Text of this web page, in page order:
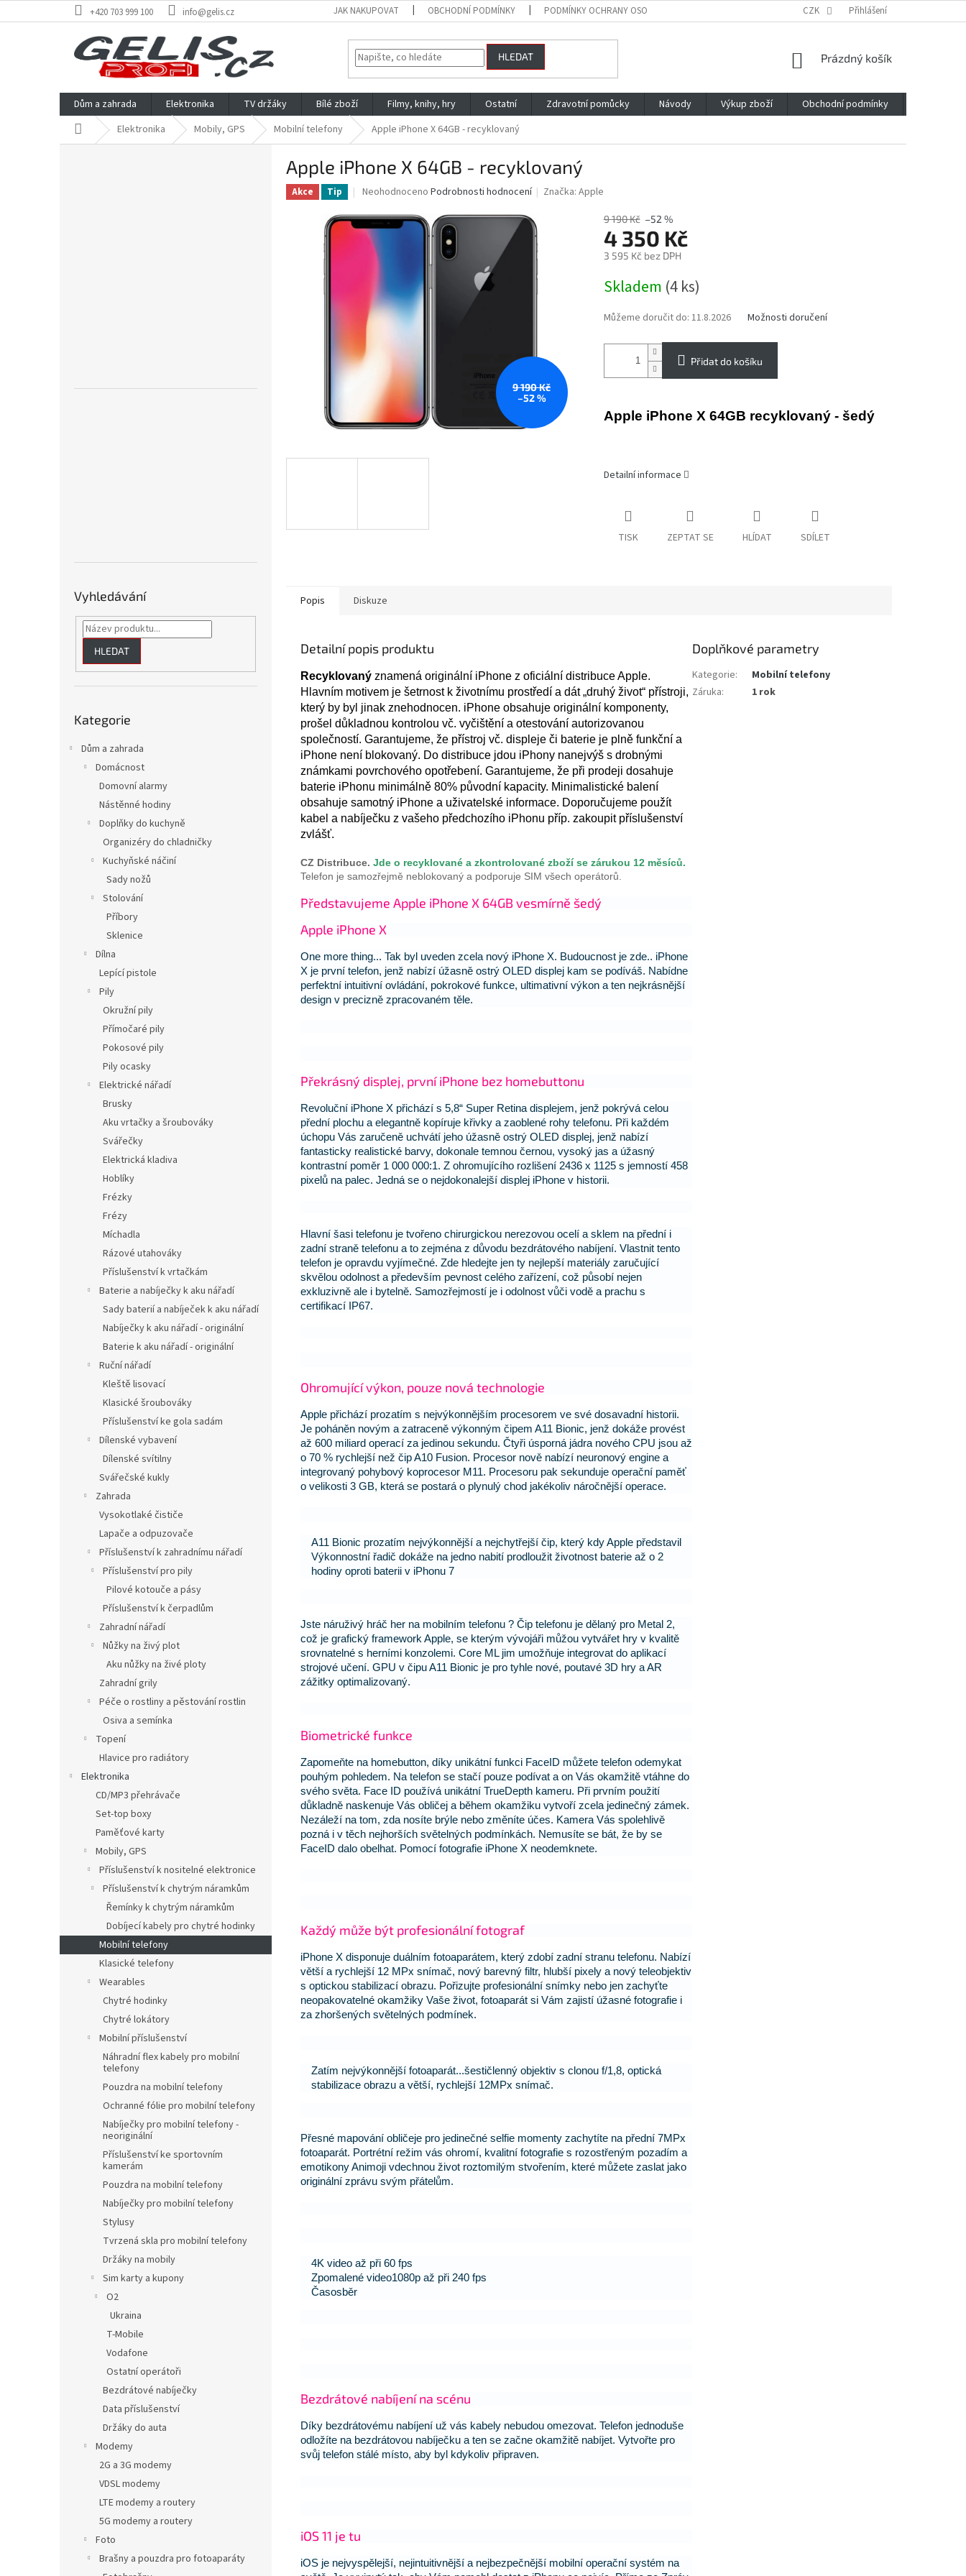
na
+420 703 999 100 info@gelis.cz JAK NAKUPOVAT OBCHODNÍ PODMÍNKY PODMÍNKY OCHRANY OSOBNÍCH ÚDAJŮ CZK Přihlášení
HLEDAT
NÁKUPNÍ
Prázdný košík
Dům a zahrada Elektronika TV držáky Bílé zboží Filmy, knihy, hry Ostatní Zdravotní pomůcky Návody Výkup zboží Obchodní podmínky
Domů Elektronika Mobily, GPS Mobilní telefony Apple iPhone X 64GB - recyklovaný
Vyhledávání
HLEDAT
kategorie
Kategorie
Dům a zahrada
Domácnost
Domovní alarmy
Nástěnné hodiny
Doplňky do kuchyně
Organizéry do chladničky
Kuchyňské náčiní
Sady nožů
Stolování
Příbory
Sklenice
Dílna
Lepící pistole
Pily
Okružní pily
Přímočaré pily
Pokosové pily
Pily ocasky
Elektrické nářadí
Brusky
Aku vrtačky a šroubováky
Svářečky
Elektrická kladiva
Hoblíky
Frézky
Frézy
Míchadla
Rázové utahováky
Příslušenství k vrtačkám
Baterie a nabíječky k aku nářadí
Sady baterií a nabíječek k aku nářadí
Nabíječky k aku nářadí - originální
Baterie k aku nářadí - originální
Ruční nářadí
Kleště lisovací
Klasické šroubováky
Příslušenství ke gola sadám
Dílenské vybavení
Dílenské svítilny
Svářečské kukly
Zahrada
Vysokotlaké čističe
Lapače a odpuzovače
Příslušenství k zahradnímu nářadí
Příslušenství pro pily
Pilové kotouče a pásy
Příslušenství k čerpadlům
Zahradní nářadí
Nůžky na živý plot
Aku nůžky na živé ploty
Zahradní grily
Péče o rostliny a pěstování rostlin
Osiva a semínka
Topení
Hlavice pro radiátory
Elektronika
CD/MP3 přehrávače
Set-top boxy
Paměťové karty
Mobily, GPS
Příslušenství k nositelné elektronice
Příslušenství k chytrým náramkům
Řemínky k chytrým náramkům
Dobíjecí kabely pro chytré hodinky
Mobilní telefony
Klasické telefony
Wearables
Chytré hodinky
Chytré lokátory
Mobilní příslušenství
Náhradní flex kabely pro mobilní
telefony
Pouzdra na mobilní telefony
Ochranné fólie pro mobilní telefony
Nabíječky pro mobilní telefony -
neoriginální
Příslušenství ke sportovním
kamerám
Pouzdra na mobilní telefony
Nabíječky pro mobilní telefony
Stylusy
Tvrzená skla pro mobilní telefony
Držáky na mobily
Sim karty a kupony
O2
Ukraina
T-Mobile
Vodafone
Ostatní operátoři
Bezdrátové nabíječky
Data příslušenství
Držáky do auta
Modemy
2G a 3G modemy
VDSL modemy
LTE modemy a routery
5G modemy a routery
Foto
Brašny a pouzdra pro fotoaparáty
Apple iPhone X 64GB - recyklovaný
Akce Tip
Průměrné
produktu
je
0,0
Neohodnoceno Podrobnosti hodnocení Značka:Apple
9 190 Kč
–52 %
9 190 Kč –52 %
4 350 Kč
3 595 Kč bez DPH
cena:
Skladem (4 ks)
Můžeme doručit do: 11.8.2026 Možnosti doručení
Přidat do košíku
Apple iPhone X 64GB recyklovaný - šedý
Detailní informace
TISK ZEPTAT SE HLÍDAT SDÍLET
Popis Diskuze
Detailní popis produktu
Recyklovaný znamená originální iPhone z oficiální distribuce Apple.
Hlavním motivem je šetrnost k životnímu prostředí a dát „druhý život“ přístroji,
který by byl jinak znehodnocen. iPhone obsahuje originální komponenty,
prošel důkladnou kontrolou vč. vyčištění a otestování autorizovanou
společností. Garantujeme, že přístroj vč. displeje či baterie je plně funkční a
iPhone není blokovaný. Do distribuce jdou iPhony nanejvýš s drobnými
známkami povrchového opotřebení. Garantujeme, že při prodeji dosahuje
baterie iPhonu minimálně 80% původní kapacity. Minimalistické balení
obsahuje samotný iPhone a uživatelské informace. Doporučujeme použít
kabel a nabíječku z vašeho předchozího iPhonu příp. zakoupit příslušenství
zvlášť.
CZ Distribuce. Jde o recyklované a zkontrolované zboží se zárukou 12 měsíců.
Telefon je samozřejmě neblokovaný a podporuje SIM všech operátorů.
Představujeme Apple iPhone X 64GB vesmírně šedý
Apple iPhone X
One more thing... Tak byl uveden zcela nový iPhone X. Budoucnost je zde.. iPhone
X je první telefon, jenž nabízí úžasně ostrý OLED displej kam se podíváš. Nabídne
perfektní intuitivní ovládání, pokrokové funkce, ultimativní výkon a ten nejkrásnější
design v precizně zpracovaném těle.
Překrásný displej, první iPhone bez homebuttonu
Revoluční iPhone X přichází s 5,8“ Super Retina displejem, jenž pokrývá celou
přední plochu a elegantně kopíruje křivky a zaoblené rohy telefonu. Při každém
úchopu Vás zaručeně uchvátí jeho úžasně ostrý OLED displej, jenž nabízí
fantasticky realistické barvy, dokonale temnou černou, vysoký jas a úžasný
kontrastní poměr 1 000 000:1. Z ohromujícího rozlišení 2436 x 1125 s jemností 458
pixelů na palec. Jedná se o nejdokonalejší displej iPhone v historii.
Hlavní šasi telefonu je tvořeno chirurgickou nerezovou ocelí a sklem na přední i
zadní straně telefonu a to zejména z důvodu bezdrátového nabíjení. Vlastnit tento
telefon je opravdu vyjímečné. Zde hledejte jen ty nejlepší materiály zaručující
skvělou odolnost a především pevnost celého zařízení, což působí nejen
exkluzivně ale i bytelně. Samozřejmostí je i odolnost vůči vodě a prachu s
certifikací IP67.
Ohromující výkon, pouze nová technologie
Apple přichází prozatím s nejvýkonnějším procesorem ve své dosavadní historii.
Je poháněn novým a zatraceně výkonným čipem A11 Bionic, jenž dokáže provést
až 600 miliard operací za jedinou sekundu. Čtyři úsporná jádra nového CPU jsou až
o 70 % rychlejší než čip A10 Fusion. Procesor nově nabízí neuronový engine a
integrovaný pohybový koprocesor M11. Procesoru pak sekunduje operační paměť
o velikosti 3 GB, která se postará o plynulý chod jakékoliv náročnější operace.
A11 Bionic prozatím nejvýkonnější a nejchytřejší čip, který kdy Apple představil
Výkonnostní řadič dokáže na jedno nabití prodloužit životnost baterie až o 2
hodiny oproti baterii v iPhonu 7
Jste náruživý hráč her na mobilním telefonu ? Čip telefonu je dělaný pro Metal 2,
což je grafický framework Apple, se kterým vývojáři můžou vytvářet hry v kvalitě
srovnatelné s herními konzolemi. Core ML jim umožňuje integrovat do aplikací
strojové učení. GPU v čipu A11 Bionic je pro tyhle nové, poutavé 3D hry a AR
zážitky optimalizovaný.
Biometrické funkce
Zapomeňte na homebutton, díky unikátní funkci FaceID můžete telefon odemykat
pouhým pohledem. Na telefon se stačí pouze podívat a on Vás okamžitě vtáhne do
svého světa. Face ID používá unikátní TrueDepth kameru. Při prvním použití
důkladně naskenuje Vás obličej a během okamžiku vytvoří zcela jedinečný zámek.
Nezáleží na tom, zda nosíte brýle nebo změníte účes. Kamera Vás spolehlivě
pozná i v těch nejhorších světelných podmínkách. Nemusíte se bát, že by se
FaceID dalo obelhat. Pomocí fotografie iPhone X neodemknete.
Každý může být profesionální fotograf
iPhone X disponuje duálním fotoaparátem, který zdobí zadní stranu telefonu. Nabízí
větší a rychlejší 12 MPx snímač, nový barevný filtr, hlubší pixely a nový teleobjektiv
s optickou stabilizací obrazu. Pořizujte profesionální snímky nebo jen zachyťte
neopakovatelné okamžiky Vaše život, fotoaparát si Vám zajistí úžasné fotografie i
za zhoršených světelných podmínek.
Zatím nejvýkonnější fotoaparát...šestičlenný objektiv s clonou f/1,8, optická
stabilizace obrazu a větší, rychlejší 12MPx snímač.
Přesné mapování obličeje pro jedinečné selfie momenty zachytíte na přední 7MPx
fotoaparát. Portrétní režim vás ohromí, kvalitní fotografie s rozostřeným pozadím a
emotikony Animoji vdechnou život roztomilým stvořením, které můžete zaslat jako
originální zprávu svým přátelům.
4K video až při 60 fps
Zpomalené video1080p až při 240 fps
Časosběr
Bezdrátové nabíjení na scénu
Díky bezdrátovému nabíjení už vás kabely nebudou omezovat. Telefon jednoduše
odložíte na bezdrátovou nabíječku a ten se začne okamžitě nabíjet. Vytvořte pro
svůj telefon stálé místo, aby byl kdykoliv připraven.
iOS 11 je tu
iOS je nejvyspělejší, nejintuitivnější a nejbezpečnější mobilní operační systém na
Doplňkové parametry
Kategorie:
Mobilní telefony
Záruka: 1 rok